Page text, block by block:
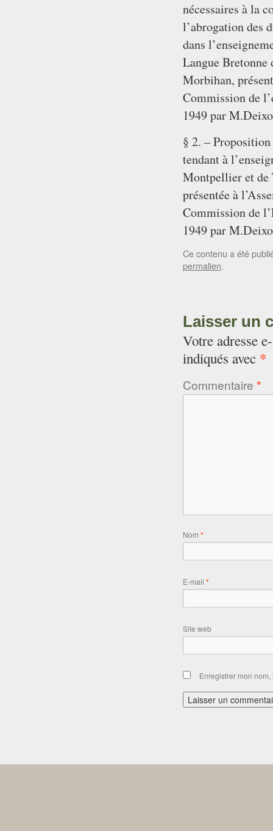
nécessaires à la
l’abrogation des
dans
Langue Bretonne
Morbihan,
Commission de
1949 par
§ 2. –
tendant à
Montpellier et de
présentée à
Commission de
1949 par
Ce contenu a été
permalien.
Laisser un
Votre adresse
indiqués avec *
Commentaire *
Nom *
E-mail *
Site web
Enregistrer mon